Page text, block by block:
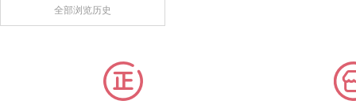
全部浏览历史